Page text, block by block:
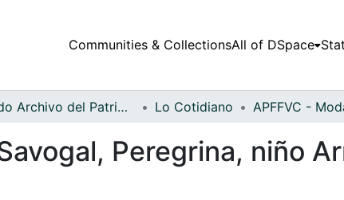
Communities & CollectionsAll of DSpace
Fondo Archivo del Patrimonio Fotográfico y Fílmico del Valle del Cauca Lo Cotidiano
Peregrina, niño